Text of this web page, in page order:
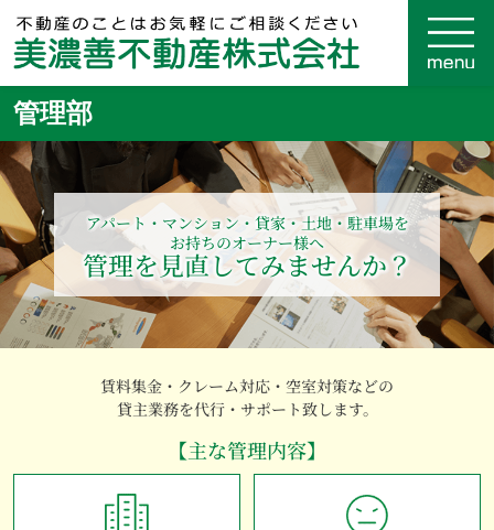
管理部
アパート・マンション・貸家・土地・駐車場を
お持ちのオーナー様へ
管理を見直してみませんか？
賃料集金・クレーム対応・空室対策などの
貸主業務を代行・サポート致します。
【主な管理内容】